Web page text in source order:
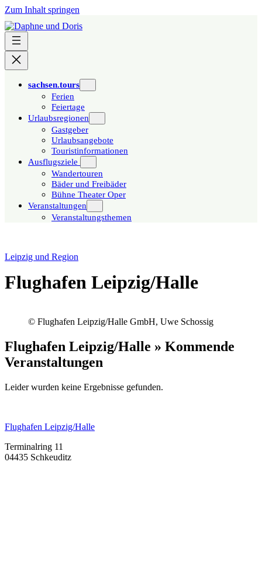
Zum Inhalt springen
sachsen.tours
Ferien
Feiertage
Urlaubsregionen
Gastgeber
Urlaubsangebote
Touristinformationen
Ausflugsziele
Wandertouren
Bäder und Freibäder
Bühne Theater Oper
Veranstaltungen
Veranstaltungsthemen
Leipzig und Region
Flughafen Leipzig/Halle
© Flughafen Leipzig/Halle GmbH, Uwe Schossig
Flughafen Leipzig/Halle » Kommende
Veranstaltungen
Leider wurden keine Ergebnisse gefunden.
Flughafen Leipzig/Halle
Terminalring 11
04435 Schkeuditz